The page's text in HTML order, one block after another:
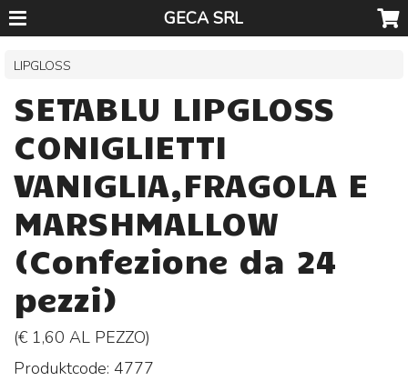
GECA SRL
LIPGLOSS
SETABLU LIPGLOSS
CONIGLIETTI
VANIGLIA,FRAGOLA E
MARSHMALLOW
(Confezione da 24
pezzi)
(€ 1,60 AL PEZZO)
Produktcode:4777